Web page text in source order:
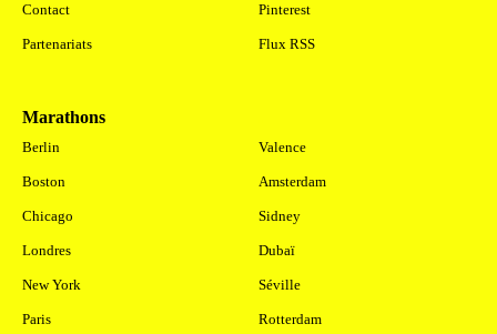
Contact
Partenariats
Pinterest
Flux RSS
Marathons
Berlin
Boston
Chicago
Londres
New York
Paris
Valence
Amsterdam
Sidney
Dubaï
Séville
Rotterdam